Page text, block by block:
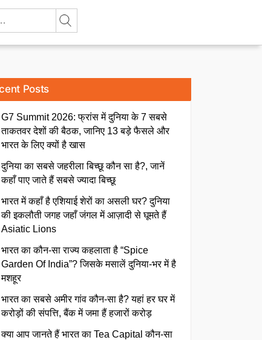
Posts
G7 Summit 2026: फ्रांस में दुनिया के 7 सबसे
ताकतवर देशों की बैठक, जानिए 13 बड़े फैसले और
भारत के लिए क्यों है खास
दुनिया का सबसे जहरीला बिच्छू कौन सा है?, जानें
कहाँ पाए जाते हैं सबसे ज्यादा बिच्छू
भारत में कहाँ है एशियाई शेरों का असली घर? दुनिया
की इकलौती जगह जहाँ जंगल में आज़ादी से घूमते हैं
Asiatic Lions
भारत का कौन-सा राज्य कहलाता है “Spice
Garden Of India”? जिसके मसालें दुनिया-भर में है
मशहूर
भारत का सबसे अमीर गांव कौन-सा है? यहां हर घर में
करोड़ों की संपत्ति, बैंक में जमा हैं हजारों करोड़
क्या आप जानते हैं भारत का Tea Capital कौन-सा